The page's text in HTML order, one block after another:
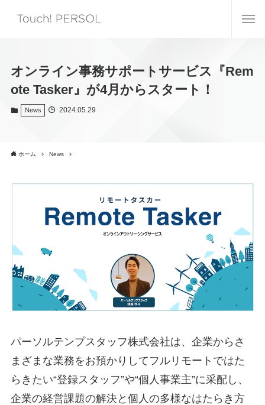
オンライン事務サポートサービス『Rem
ote Tasker』が4月からスタート！
News 2024.05.29
ホーム News
パーソルテンプスタッフ株式会社は、企業からさ
まざまな業務をお預かりしてフルリモートではた
らきたい“登録スタッフ”や“個人事業主”に采配し、
企業の経営課題の解決と個人の多様なはたらき方